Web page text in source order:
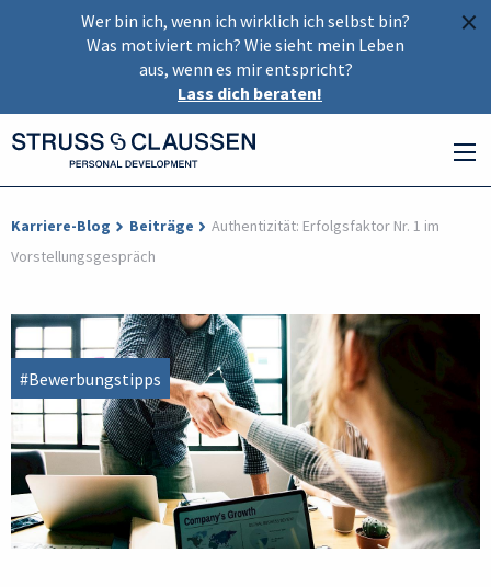
×
Wer bin ich, wenn ich wirklich ich selbst bin?
Was motiviert mich? Wie sieht mein Leben
aus, wenn es mir entspricht?
Lass dich beraten!
Karriere-Blog Beiträge
Authentizität: Erfolgsfaktor Nr. 1 im
Vorstellungsgespräch
#Bewerbungstipps